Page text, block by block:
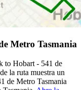
Metro Tasmania
to Hobart - 541 de
la ruta muestra un
de Metro Tasmania